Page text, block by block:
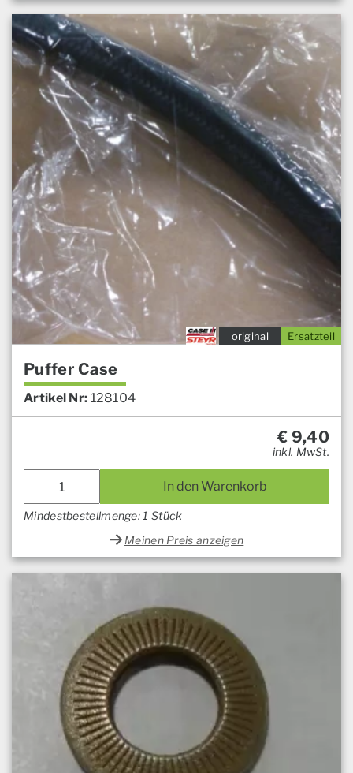
Ersatzteil
original
Puffer Case
Artikel Nr: 128104
€ 9,40
inkl. MwSt.
In den Warenkorb
Mindestbestellmenge: 1 Stück
Meinen Preis anzeigen